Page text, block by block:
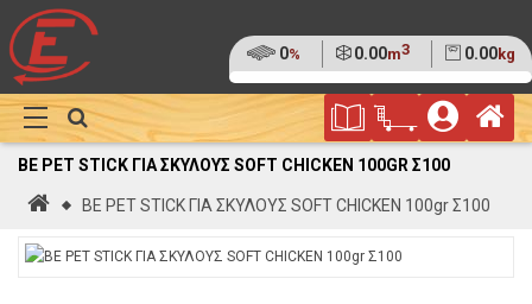
Ποσοστό
της
παλέτας
0% Όγκος
0.00m3 Βάρος
0.00kg
(0%)
Φυλλάδιο
Προσφορών
Καλάθι
Αγορών
Show
Megamenu
BE PET STICK ΓΙΑ ΣΚΥΛΟΥΣ SOFT CHICKEN 100GR Σ100
ΑρχικήBE PET STICK ΓΙΑ ΣΚΥΛΟΥΣ SOFT CHICKEN 100gr Σ100